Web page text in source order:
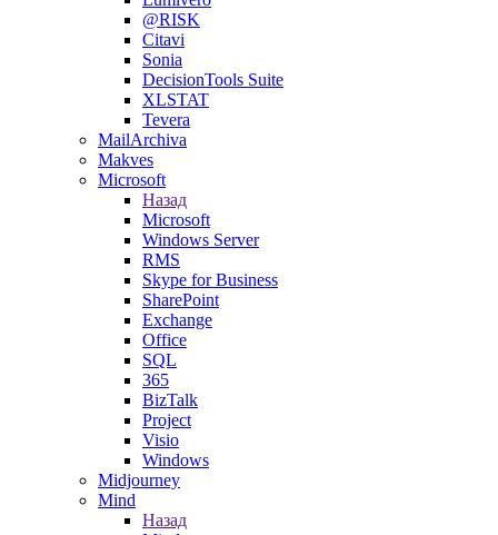
@RISK
Citavi
Sonia
DecisionTools Suite
XLSTAT
Tevera
MailArchiva
Makves
Microsoft
Назад
Microsoft
Windows Server
RMS
Skype for Business
SharePoint
Exchange
Office
SQL
365
BizTalk
Project
Visio
Windows
Midjourney
Mind
Назад